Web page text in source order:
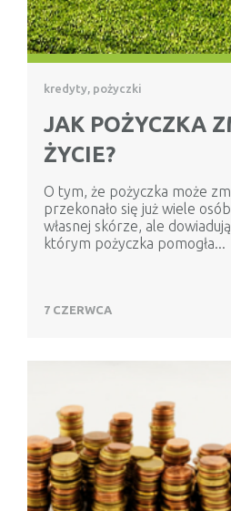
kredyty, pożyczki
JAK POŻYCZKA
ŻYCIE?
O tym, że pożyczka może
przekonało się już wiele
własnej skórze, ale
którym pożyczka pomogła...
7 CZERWCA